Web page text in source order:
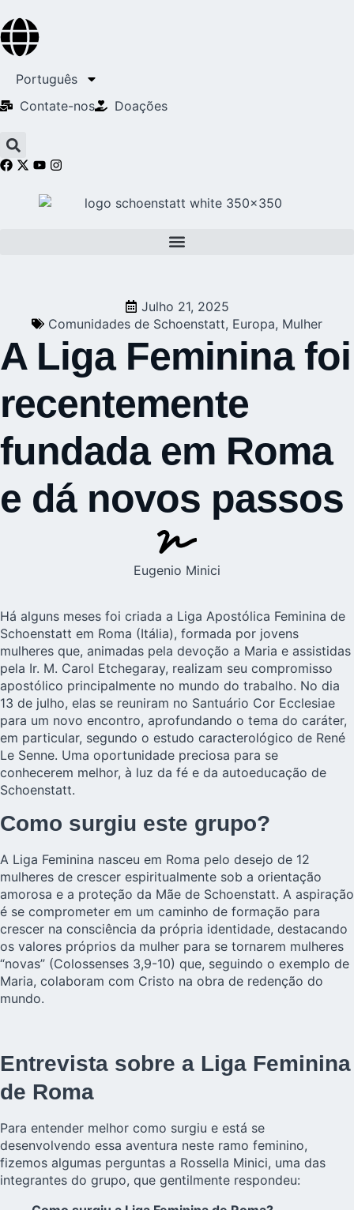
Português
Contate-nos
Doações
Julho 21, 2025
Comunidades de Schoenstatt, Europa, Mulher
A Liga Feminina foi
recentemente
fundada em Roma
e dá novos passos
Eugenio Minici
Há alguns meses foi criada a Liga Apostólica Feminina de
Schoenstatt em Roma (Itália), formada por jovens
mulheres que, animadas pela devoção a Maria e assistidas
pela Ir. M. Carol Etchegaray, realizam seu compromisso
apostólico principalmente no mundo do trabalho. No dia
13 de julho, elas se reuniram no Santuário Cor Ecclesiae
para um novo encontro, aprofundando o tema do caráter,
em particular, segundo o estudo caracterológico de René
Le Senne. Uma oportunidade preciosa para se
conhecerem melhor, à luz da fé e da autoeducação de
Schoenstatt.
Como surgiu este grupo?
A Liga Feminina nasceu em Roma pelo desejo de 12
mulheres de crescer espiritualmente sob a orientação
amorosa e a proteção da Mãe de Schoenstatt. A aspiração
é se comprometer em um caminho de formação para
crescer na consciência da própria identidade, destacando
os valores próprios da mulher para se tornarem mulheres
“novas” (Colossenses 3,9-10) que, seguindo o exemplo de
Maria, colaboram com Cristo na obra de redenção do
mundo.
Entrevista sobre a Liga Feminina
de Roma
Para entender melhor como surgiu e está se
desenvolvendo essa aventura neste ramo feminino,
fizemos algumas perguntas a Rossella Minici, uma das
integrantes do grupo, que gentilmente respondeu: